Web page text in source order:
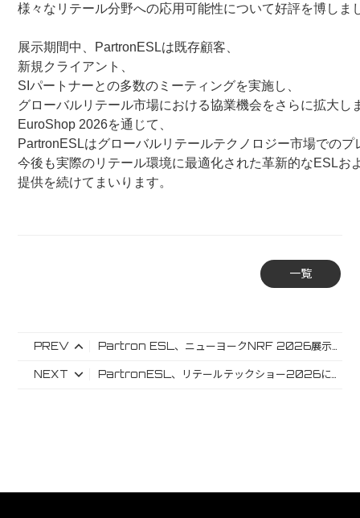
様々なリテール分野への応用可能性について好評を博しま
展示期間中、PartronESLは既存顧客、
新規クライアント、
SIパートナーとの多数のミーティングを実施し、
グローバルリテール市場における協業機会をさらに拡大し
EuroShop 2026を通じて、
PartronESLはグローバルリテールテクノロジー市場でのプ
今後も実際のリテール環境に最適化された革新的なESLお
提供を続けてまいります。
一覧
PREV Partron ESL、ニューヨークNRF 2026展示会を盛況裏に終了
NEXT PartronESL、リテールテックショー2026にてESLリテールソリューションを展示